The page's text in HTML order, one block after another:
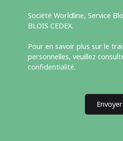
Société Worldline, Service
BLOIS CEDEX.
Pour en savoir plus sur le
personnelles, veuillez
confidentialité.
Envoyer